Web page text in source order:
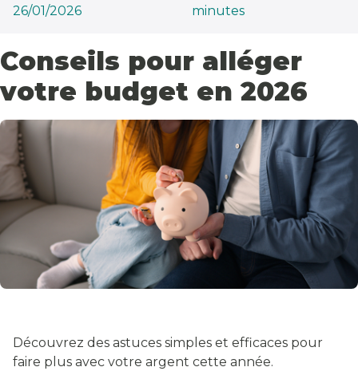
26/01/2026
minutes
Conseils pour alléger
votre budget en 2026
Découvrez des astuces simples et efficaces pour
faire plus avec votre argent cette année.